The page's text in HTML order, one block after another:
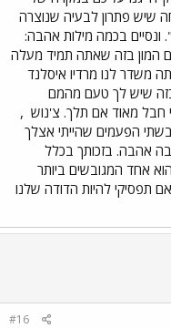
שיש פתרון לבעיה שנוצרה
ונסיים בכמה מילות אהבה:
המון בזה שאתה תמיד מעלה
משדר לנו מרדיו איסלנד
שיש לך טעם מהמם
חבל מאוד אם תלך. צ'נוש ,
הפעמים שהייתי אצלך
אהבה. בזכותך בכלל
אחד המגובשים ביותר
תפסיקי להיות הדודה שלנו
#16